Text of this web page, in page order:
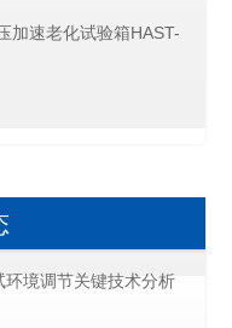
加速老化试验箱HAST-
环境调节关键技术分析